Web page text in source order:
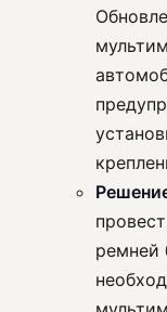
ремней